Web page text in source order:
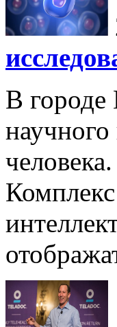
В городе
человека.